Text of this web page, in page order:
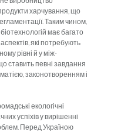
харчування, що
Таким чином,
має багато
які потребують
рівні й у між­
ставить певні завдання
законотворенням і
екологічні
успіхів у вирішенні
Перед Україною